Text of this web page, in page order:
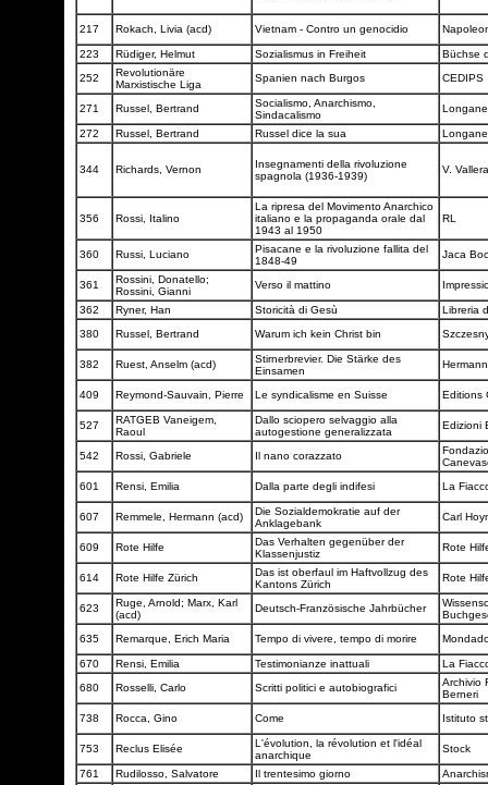
217 Rokach, Livia (acd) Vietnam - Contro un genocidio
223 Rüdiger, Helmut Sozialismus in Freiheit
Büchse
252
Revolutionäre
Marxistische Liga
Spanien nach Burgos CEDIPS
271 Russel, Bertrand
Socialismo, Anarchismo,
Sindacalismo
272 Russel, Bertrand Russel dice la sua
344 Richards, Vernon
Insegnamenti della rivoluzione
spagnola (1936-1939)
V.
356 Rossi, Italino
La ripresa del Movimento Anarchico
italiano e la propaganda orale dal
1943 al 1950
RL
360 Russi, Luciano
Pisacane e la rivoluzione fallita del
1848-49
Jaca
361
Rossini, Donatello;
Rossini, Gianni
Verso il mattino
362 Ryner, Han Storicità di Gesù
Libreria
380
Russel, Bertrand Warum ich kein Christ bin
382 Ruest, Anselm (acd)
Stirnerbrevier. Die Stärke des
Einsamen
409 Reymond-Sauvain, Pierre Le syndicalisme en Suisse Editions
527
RATGEB Vaneigem,
Raoul
Dallo sciopero selvaggio alla
autogestione generalizzata
Edizioni
542 Rossi, Gabriele Il nano corazzato
601
Rensi, Emilia Dalla parte degli indifesi La
607 Remmele, Hermann (acd)
Die Sozialdemokratie auf der
Anklagebank
Carl
609 Rote Hilfe
Das Verhalten gegenüber der
Klassenjustiz
Rote
614 Rote Hilfe Zürich
Das ist oberfaul im Haftvollzug des
Kantons Zürich
Rote
623
Ruge, Arnold; Marx, Karl
(acd)
Deutsch-Französische Jahrbücher
635
Remarque, Erich Maria Tempo di vivere, tempo di morire
670 Rensi, Emilia Testimonianze inattuali
La
680
Rosselli, Carlo Scritti politici e autobiografici
Archivio
Berneri
738
Rocca, Gino Come Istituto
753 Reclus Elisée
L'évolution, la révolution et l'idéal
anarchique
Stock
761 Rudilosso, Salvatore Il trentesimo giorno